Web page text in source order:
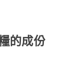
的成份